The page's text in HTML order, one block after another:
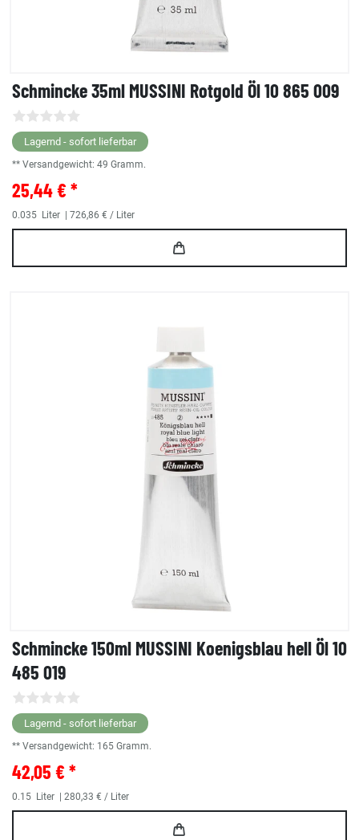
Schmincke 35ml MUSSINI Rotgold Öl 10 865 009
Lagernd - sofort lieferbar
** Versandgewicht: 49 Gramm.
25,44 € *
0.035 Liter | 726,86 € / Liter
Schmincke 150ml MUSSINI Koenigsblau hell Öl 10
485 019
Lagernd - sofort lieferbar
** Versandgewicht: 165 Gramm.
42,05 € *
0.15 Liter | 280,33 € / Liter